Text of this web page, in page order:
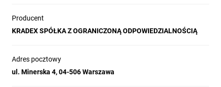
Producent
KRADEX SPÓŁKA Z OGRANICZONĄ ODPOWIEDZIALNOŚCIĄ
Adres pocztowy
ul. Minerska 4, 04-506 Warszawa